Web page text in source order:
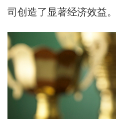
司创造了显著经济效益。